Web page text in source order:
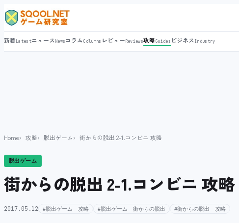
新着LatestニュースNews コラムColumns レビューReviews攻略Guides ビジネスIndustry
Home 攻略 脱出ゲーム 街からの脱出 2-1.コンビニ 攻略
脱出ゲーム
街からの脱出 2-1.コンビニ 攻略
2017.05.12 #脱出ゲーム 攻略 #脱出ゲーム 街からの脱出 #街からの脱出 攻略